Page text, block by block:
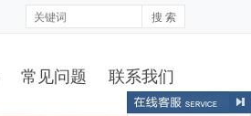
搜 索
常见问题 联系我们